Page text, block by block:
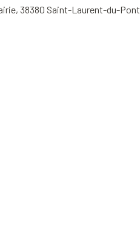
38380 Saint-Laurent-du-Pont